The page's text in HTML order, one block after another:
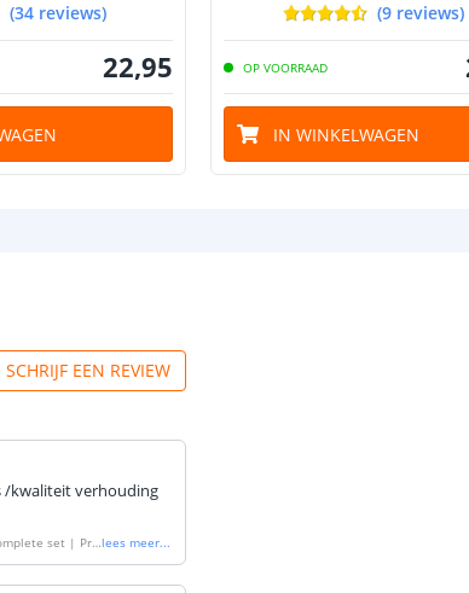
Aansluiting
Aansluiting
(34 reviews)
22,95
(9 reviews)
OP VOORRAAD
IN WINKELWAGEN
SCHRIJF EEN REVIEW
/kwaliteit verhouding
set | Pre lees meer...